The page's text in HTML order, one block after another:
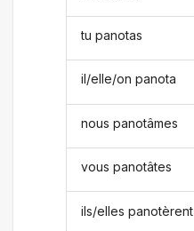
tu panotas
il/elle/on panota
nous panotâmes
vous panotâtes
ils/elles panotèrent